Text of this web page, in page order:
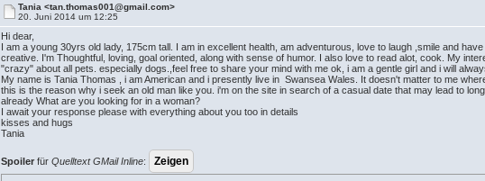
Tania <tan.thomas001@gmail.com>
20. Juni 2014 um 12:25
Hi dear,
I am a young 30yrs old lady, 175cm tall. I am in excellent health, am adventurous, love to laugh ,smile and
creative. I'm Thoughtful, loving, goal oriented, along with sense of humor. I also love to read alot, cook. My
"crazy" about all pets. especially dogs.,feel free to share your mind with me ok, i am a gentle girl and i will
My name is Tania Thomas , i am American and i presently live in Swansea Wales. It doesn't matter to me
this is the reason why i seek an old man like you. i'm on the site in search of a casual date that may lead to
already What are you looking for in a woman?
I await your response please with everything about you too in details
kisses and hugs
Tania
Spoiler fürQuelltext GMail Inline: